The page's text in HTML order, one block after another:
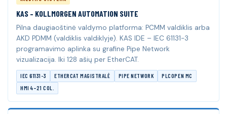
KAS – KOLLMORGEN AUTOMATION SUITE
Pilna daugiaoštinė valdymo platforma: PCMM valdiklis arba
AKD PDMM (valdiklis valdiklyje). KAS IDE – IEC 61131-3
programavimo aplinka su grafine Pipe Network
vizualizacija. Iki 128 ašių per EtherCAT.
IEC 61131-3 ETHERCAT MAGISTRALĖ PIPE NETWORK
PLCOPEN MC
HMI 4–21 COL.